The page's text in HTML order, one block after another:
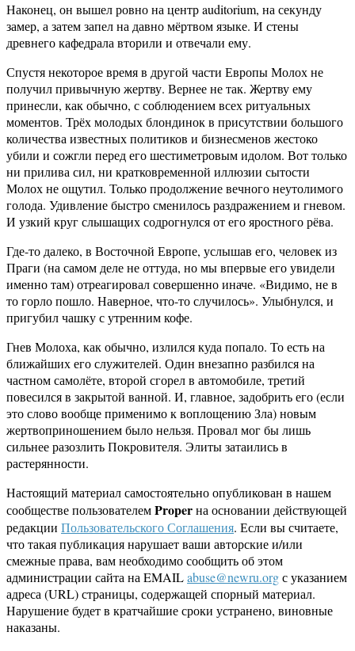
Наконец, он вышел ровно на центр auditorium, на секунду
замер, а затем запел на давно мёртвом языке. И стены
древнего кафедрала вторили и отвечали ему.
Спустя некоторое время в другой части Европы Молох не
получил привычную жертву. Вернее не так. Жертву ему
принесли, как обычно, с соблюдением всех ритуальных
моментов. Трёх молодых блондинок в присутствии большого
количества известных политиков и бизнесменов жестоко
убили и сожгли перед его шестиметровым идолом. Вот только
ни прилива сил, ни кратковременной иллюзии сытости
Молох не ощутил. Только продолжение вечного неутолимого
голода. Удивление быстро сменилось раздражением и гневом.
И узкий круг слышащих содрогнулся от его яростного рёва.
Где-то далеко, в Восточной Европе, услышав его, человек из
Праги (на самом деле не оттуда, но мы впервые его увидели
именно там) отреагировал совершенно иначе. «Видимо, не в
то горло пошло. Наверное, что-то случилось». Улыбнулся, и
пригубил чашку с утренним кофе.
Гнев Молоха, как обычно, излился куда попало. То есть на
ближайших его служителей. Один внезапно разбился на
частном самолёте, второй сгорел в автомобиле, третий
повесился в закрытой ванной. И, главное, задобрить его (если
это слово вообще применимо к воплощению Зла) новым
жертвоприношением было нельзя. Провал мог бы лишь
сильнее разозлить Покровителя. Элиты затаились в
растерянности.
Настоящий материал самостоятельно опубликован в нашем
сообществе пользователемProperна основании действующей
редакции Пользовательского Соглашения. Если вы считаете,
что такая публикация нарушает ваши авторские и/или
смежные права, вам необходимо сообщить об этом
администрации сайта на EMAILabuse@newru.orgс указанием
адреса (URL) страницы, содержащей спорный материал.
Нарушение будет в кратчайшие сроки устранено, виновные
наказаны.